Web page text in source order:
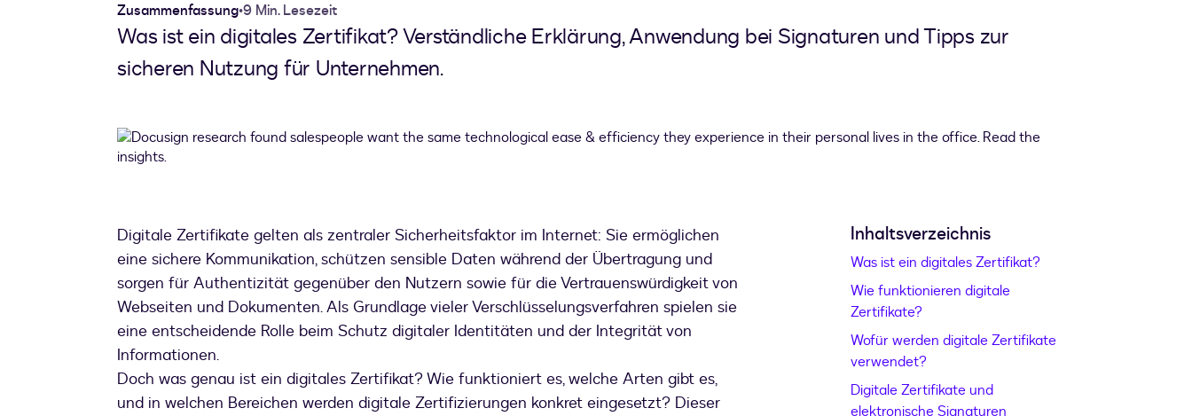
Zusammenfassung•9 Min. Lesezeit
Was ist ein digitales Zertifikat? Verständliche Erklärung, Anwendung bei Signaturen und Tipps zur
sicheren Nutzung für Unternehmen.
Digitale Zertifikate gelten als zentraler Sicherheitsfaktor im Internet: Sie ermöglichen
eine sichere Kommunikation, schützen sensible Daten während der Übertragung und
sorgen für Authentizität gegenüber den Nutzern sowie für die Vertrauenswürdigkeit von
Webseiten und Dokumenten. Als Grundlage vieler Verschlüsselungsverfahren spielen sie
eine entscheidende Rolle beim Schutz digitaler Identitäten und der Integrität von
Informationen.
Doch was genau ist ein digitales Zertifikat? Wie funktioniert es, welche Arten gibt es,
und in welchen Bereichen werden digitale Zertifizierungen konkret eingesetzt? Dieser
Inhaltsverzeichnis
Was ist ein digitales Zertifikat?
Wie funktionieren digitale
Zertifikate?
Wofür werden digitale Zertifikate
verwendet?
Digitale Zertifikate und
elektronische Signaturen